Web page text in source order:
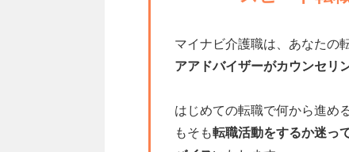
マイナビ介護職は、あなたの
アアドバイザーがカウンセリ
はじめての転職で何から進め
もそも転職活動をするか迷っ